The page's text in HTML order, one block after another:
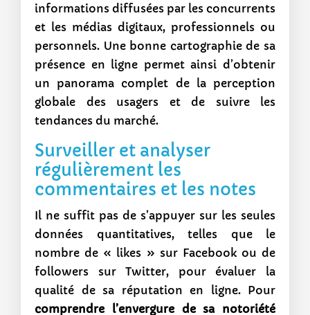
informations diffusées par les concurrents
et les médias digitaux, professionnels ou
personnels. Une bonne cartographie de sa
présence en ligne permet ainsi d’obtenir
un panorama complet de la perception
globale des usagers et de suivre les
tendances du marché.
Surveiller et analyser
régulièrement les
commentaires et les notes
Il ne suffit pas de s’appuyer sur les seules
données quantitatives, telles que le
nombre de « likes » sur Facebook ou de
followers sur Twitter, pour évaluer la
qualité de sa réputation en ligne. Pour
comprendre l’envergure de sa notoriété